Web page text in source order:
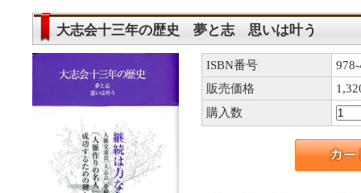
大志会十三年の歴史 夢と志 思いは叶う
ISBN番号
販売価格
購入数